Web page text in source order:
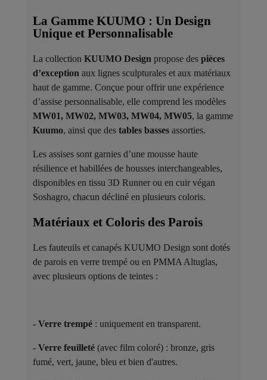
La Gamme KUUMO : Un Design
Unique et Personnalisable
La collection KUUMO Design propose des pièces
d’exception aux lignes sculpturales et aux matériaux
haut de gamme. Conçue pour offrir une expérience
d’assise personnalisable, elle comprend les modèles
MW01, MW02, MW03, MW04, MW05, la gamme
Kuumo, ainsi que des tables basses assorties.
Les assises sont garnies d’une mousse haute
résilience et habillées de housses interchangeables,
disponibles en tissu 3D Runner ou en cuir végan
Soshagro, chacun décliné en plusieurs coloris.
Matériaux et Coloris des Parois ​
Les fauteuils et canapés KUUMO Design sont dotés
de parois en verre trempé ou en PMMA Altuglas,
avec plusieurs options de teintes :
- Verre trempé : uniquement en transparent.
- Verre feuilleté (avec film coloré) : bronze, gris
fumé, vert, jaune, bleu et bien d'autres.